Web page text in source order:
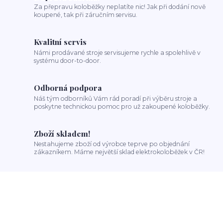
Za přepravu koloběžky neplatíte nic! Jak při dodání nově
koupené, tak při záručním servisu.
Kvalitní servis
Námi prodávané stroje servisujeme rychle a spolehlivě v
systému door-to-door.
Odborná podpora
Náš tým odborníků Vám rád poradí při výběru stroje a
poskytne technickou pomoc pro už zakoupené koloběžky.
Zboží skladem!
Nestahujeme zboží od výrobce teprve po objednání
zákazníkem. Máme největší sklad elektrokoloběžek v ČR!